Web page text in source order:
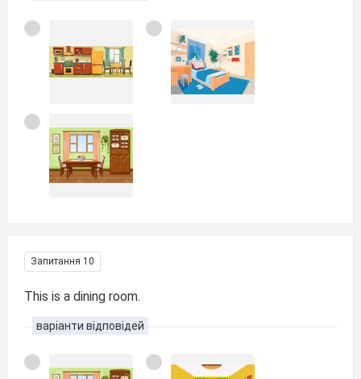
Запитання 10
This is a dining room.
варіанти відповідей